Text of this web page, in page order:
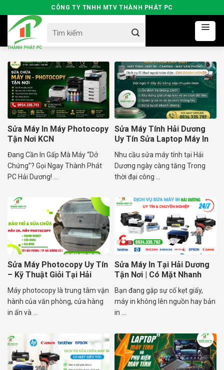
to
content
CÔNG TY TNHH MTV THÀNH PHÁT PC
for:
Sửa Máy In Máy Photocopy
Tận Nơi KCN
Đang Cần In Gấp Mà Máy “Dở
Chứng”? Gọi Ngay Thành Phát
PC Hải Dương! ...
Sửa Máy Tính Hải Dương
Uy Tín Sửa Laptop Máy In
Tận Nơi
Nhu cầu sửa máy tính tại Hải
Dương ngày càng tăng Trong
thời đại công ...
Sửa Máy Photocopy Uy Tín
– Kỹ Thuật Giỏi Tại Hải
Máy photocopy là trung tâm vận
hành của văn phòng, cửa hàng
in ấn và ...
Sửa Máy In Tại Hải Dương
Tận Nơi | Có Mặt Nhanh
Bạn đang gặp sự cố kẹt giấy,
máy in không lên nguồn hay bản
in ...